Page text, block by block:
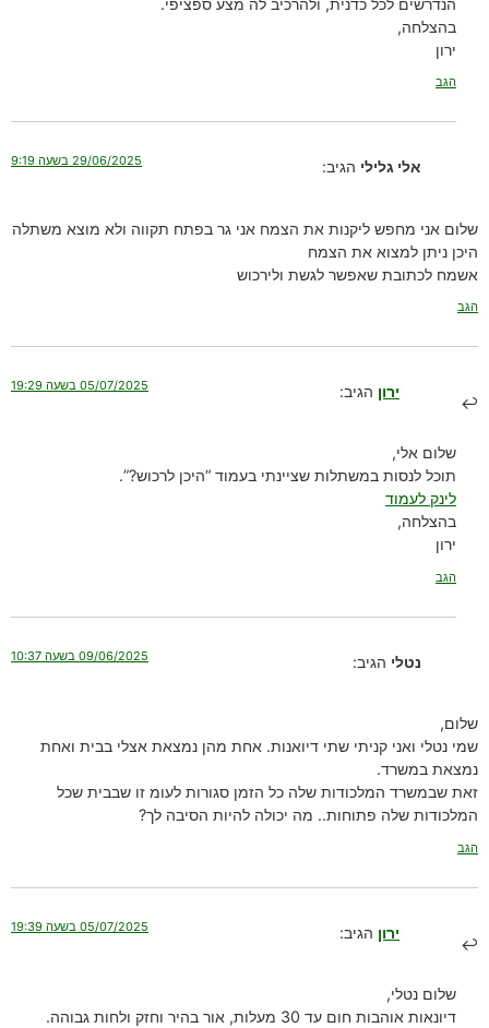
בהצלחה,
ירון
הגב
אלי גלילי הגיב: 29/06/2025 בשעה 9:19
שלום אני מחפש ליקנות את הצמח אני גר בפתח תקווה ולא מוצא משתלה
היכן ניתן למצוא את הצמח
אשמח לכתובת שאפשר לגשת ולירכוש
הגב
ירון הגיב: 05/07/2025 בשעה 19:29
שלום אלי,
תוכל לנסות במשתלות שציינתי בעמוד “היכן לרכוש?”.
לינק לעמוד
בהצלחה,
ירון
הגב
נטלי הגיב: 09/06/2025 בשעה 10:37
שלום,
שמי נטלי ואני קניתי שתי דיואנות. אחת מהן נמצאת אצלי בבית ואחת
נמצאת במשרד.
זאת שבמשרד המלכודות שלה כל הזמן סגורות לעומ זו שבבית שכל
המלכודות שלה פתוחות.. מה יכולה להיות הסיבה לך?
הגב
ירון הגיב: 05/07/2025 בשעה 19:39
שלום נטלי,
דיונאות אוהבות חום עד 30 מעלות, אור בהיר וחזק ולחות גבוהה.